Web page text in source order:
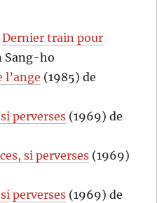
Dernier train pour
Sang-ho
l’ange (1985) de
perverses (1969) de
si perverses (1969)
perverses (1969) de